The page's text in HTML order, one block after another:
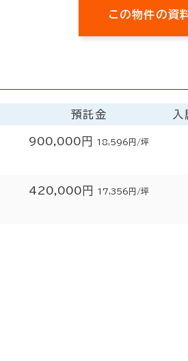
この物件の資
預託金 入
900,000円 18,596円/坪
420,000円 17,356円/坪